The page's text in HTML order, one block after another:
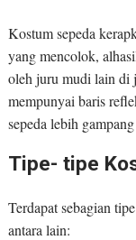
Kostum sepeda
yang mencolok,
oleh juru mudi lain di
mempunyai baris
sepeda lebih
Tipe- tipe
Terdapat sebagian
antara lain: